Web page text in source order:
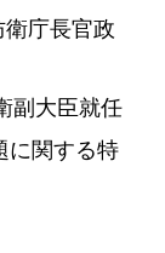
庁長官政
副大臣就任
に関する特